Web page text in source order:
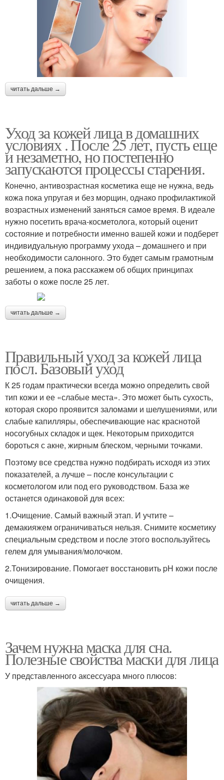
читать дальше →
Уход за кожей лица в домашних
условиях . После 25 лет, пусть еще
и незаметно, но постепенно
запускаются процессы старения.
Конечно, антивозрастная косметика еще не нужна, ведь
кожа пока упругая и без морщин, однако профилактикой
возрастных изменений заняться самое время. В идеале
нужно посетить врача-косметолога, который оценит
состояние и потребности именно вашей кожи и подберет
индивидуальную программу ухода – домашнего и при
необходимости салонного. Это будет самым грамотным
решением, а пока расскажем об общих принципах
заботы о коже после 25 лет.
читать дальше →
Правильный уход за кожей лица
посл. Базовый уход
К 25 годам практически всегда можно определить свой
тип кожи и ее «слабые места». Это может быть сухость,
которая скоро проявится заломами и шелушениями, или
слабые капилляры, обеспечивающие нас краснотой
носогубных складок и щек. Некоторым приходится
бороться с акне, жирным блеском, черными точками.
Поэтому все средства нужно подбирать исходя из этих
показателей, а лучше – после консультации с
косметологом или под его руководством. База же
останется одинаковой для всех:
1.Очищение. Самый важный этап. И учтите –
демакияжем ограничиваться нельзя. Снимите косметику
специальным средством и после этого воспользуйтесь
гелем для умывания/молочком.
2.Тонизирование. Помогает восстановить pH кожи после
очищения.
читать дальше →
Зачем нужна маска для сна.
Полезные свойства маски для лица
У представленного аксессуара много плюсов: